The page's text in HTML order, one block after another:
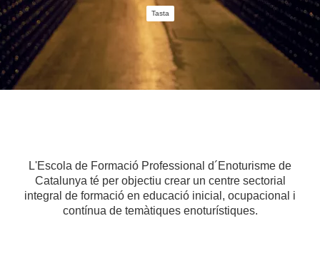
Tasta
L'Escola de Formació Professional d´Enoturisme de
Catalunya té per objectiu crear un centre sectorial
integral de formació en educació inicial, ocupacional i
contínua de temàtiques enoturístiques.